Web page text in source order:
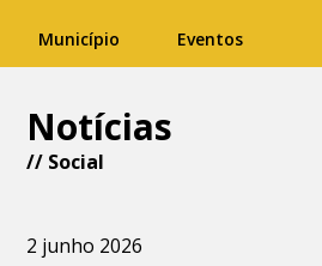
Município Eventos
Notícias
// Social
2 junho 2026